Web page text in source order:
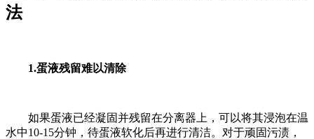
法
1.蛋液残留难以清除
如果蛋液已经凝固并残留在分离器上，可以将其浸泡在温
水中10-15分钟，待蛋液软化后再进行清洁。对于顽固污渍，